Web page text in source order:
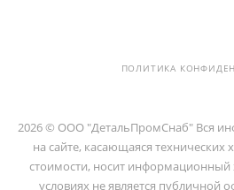
ПОЛИТИКА
2026 © ООО "ДетальПромСнаб" Вся
на сайте, касающаяся технических
стоимости, носит информационный
условиях не является публичной